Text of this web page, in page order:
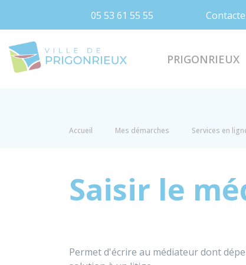
05 53 61 55 55
PRIGONRIEUX
Accueil Mes démarches Services en
Saisir le
Permet d'écrire au médiateur dont